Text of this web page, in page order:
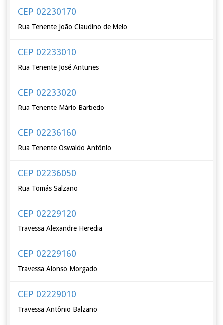
CEP 02230170
Rua Tenente João Claudino de Melo
CEP 02233010
Rua Tenente José Antunes
CEP 02233020
Rua Tenente Mário Barbedo
CEP 02236160
Rua Tenente Oswaldo Antônio
CEP 02236050
Rua Tomás Salzano
CEP 02229120
Travessa Alexandre Heredia
CEP 02229160
Travessa Alonso Morgado
CEP 02229010
Travessa Antônio Balzano